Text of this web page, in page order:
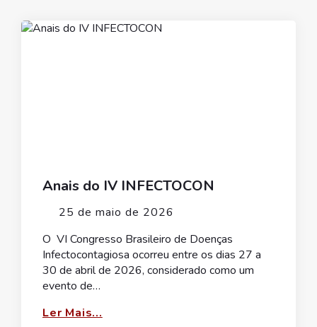
Anais do IV INFECTOCON
25 de maio de 2026
O VI Congresso Brasileiro de Doenças
Infectocontagiosa ocorreu entre os dias 27 a
30 de abril de 2026, considerado como um
evento de…
Ler Mais...